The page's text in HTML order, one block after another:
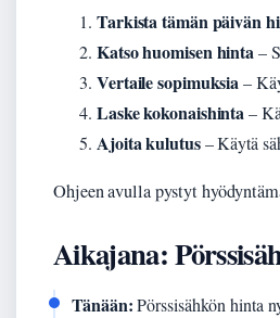
Tarkista tämän päivän
Katso huomisen hinta–
Vertaile sopimuksia–
Laske kokonaishinta–
Ajoita kulutus– Käytä
Ohjeen avulla pystyt
Aikajana:
Tänään:Pörssisähkön hinta